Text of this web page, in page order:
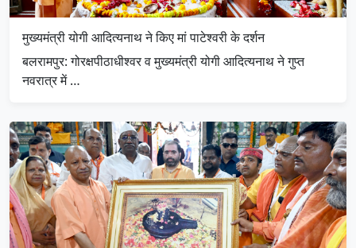
मुख्यमंत्री योगी आदित्यनाथ ने किए मां पाटेश्वरी के दर्शन
बलरामपुर: गोरक्षपीठाधीश्वर व मुख्यमंत्री योगी आदित्यनाथ ने गुप्त
नवरात्र में …